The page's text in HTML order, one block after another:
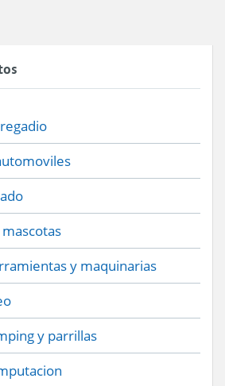
y maquinarias
y parrillas